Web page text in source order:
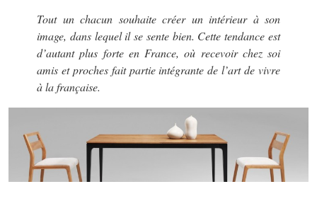
Tout un chacun souhaite créer un intérieur à son
image, dans lequel il se sente bien. Cette tendance est
d’autant plus forte en France, où recevoir chez soi
amis et proches fait partie intégrante de l’art de vivre
à la française.